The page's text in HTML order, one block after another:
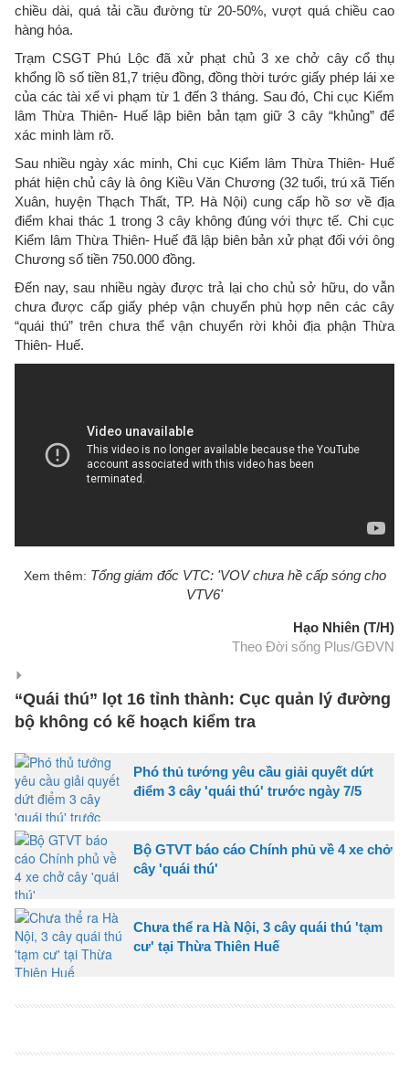
chiều dài, quá tải cầu đường từ 20-50%, vượt quá chiều cao
hàng hóa.
Trạm CSGT Phú Lộc đã xử phạt chủ 3 xe chở cây cổ thụ
khổng lồ số tiền 81,7 triệu đồng, đồng thời tước giấy phép lái xe
của các tài xế vi phạm từ 1 đến 3 tháng. Sau đó, Chi cục Kiểm
lâm Thừa Thiên- Huế lập biên bản tạm giữ 3 cây “khủng” để
xác minh làm rõ.
Sau nhiều ngày xác minh, Chi cục Kiểm lâm Thừa Thiên- Huế
phát hiện chủ cây là ông Kiều Văn Chương (32 tuổi, trú xã Tiến
Xuân, huyện Thạch Thất, TP. Hà Nội) cung cấp hồ sơ về địa
điểm khai thác 1 trong 3 cây không đúng với thực tế. Chi cục
Kiểm lâm Thừa Thiên- Huế đã lập biên bản xử phạt đối với ông
Chương số tiền 750.000 đồng.
Đến nay, sau nhiều ngày được trả lại cho chủ sở hữu, do vẫn
chưa được cấp giấy phép vận chuyển phù hợp nên các cây
“quái thú” trên chưa thể vận chuyển rời khỏi địa phận Thừa
Thiên- Huế.
Xem thêm: Tổng giám đốc VTC: 'VOV chưa hề cấp sóng cho
VTV6'​
Hạo Nhiên (T/H)
Theo Đời sống Plus/GĐVN
“Quái thú” lọt 16 tỉnh thành: Cục quản lý đường
bộ không có kế hoạch kiểm tra
Phó thủ tướng yêu cầu giải quyết dứt
điểm 3 cây 'quái thú' trước ngày 7/5
Bộ GTVT báo cáo Chính phủ về 4 xe chở
cây 'quái thú'
Chưa thể ra Hà Nội, 3 cây quái thú 'tạm
cư' tại Thừa Thiên Huế